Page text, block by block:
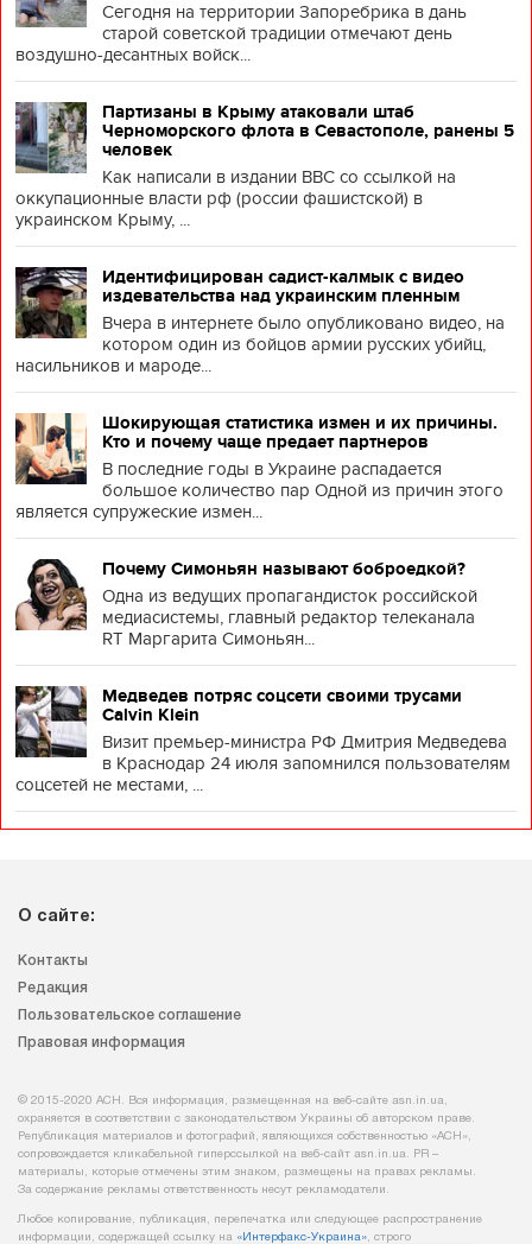
Сегодня на территории Запоребрика в дань
старой советской традиции отмечают день
воздушно-десантных войск...
Партизаны в Крыму атаковали штаб
Черноморского флота в Севастополе, ранены 5
человек
Как написали в издании BBC со ссылкой на
оккупационные власти рф (россии фашистской) в
украинском Крыму, ...
Идентифицирован садист-калмык с видео
издевательства над украинским пленным
Вчера в интернете было опубликовано видео, на
котором один из бойцов армии русских убийц,
насильников и мароде...
Шокирующая статистика измен и их причины.
Кто и почему чаще предает партнеров
В последние годы в Украине распадается
большое количество пар Одной из причин этого
является супружеские измен...
Почему Симоньян называют боброедкой?
Одна из ведущих пропагандисток российской
медиасистемы, главный редактор телеканала
RT Маргарита Симоньян...
Медведев потряс соцсети своими трусами
Calvin Klein
Визит премьер-министра РФ Дмитрия Медведева
в Краснодар 24 июля запомнился пользователям
соцсетей не местами, ...
О сайте:
Контакты
Редакция
Пользовательское соглашение
Правовая информация
© 2015-2020 АСН. Вся информация, размещенная на веб-сайте asn.in.ua,
охраняется в соответствии с законодательством Украины об авторском праве.
Републикация материалов и фотографий, являющихся собственностью «АСН»,
сопровождается кликабельной гиперссылкой на веб-сайт asn.іn.ua. PR –
материалы, которые отмечены этим знаком, размещены на правах рекламы.
За содержание рекламы ответственность несут рекламодатели.
Любое копирование, публикация, перепечатка или следующее распространение
информации, содержащей ссылку на «Интерфакс-Украина», строго